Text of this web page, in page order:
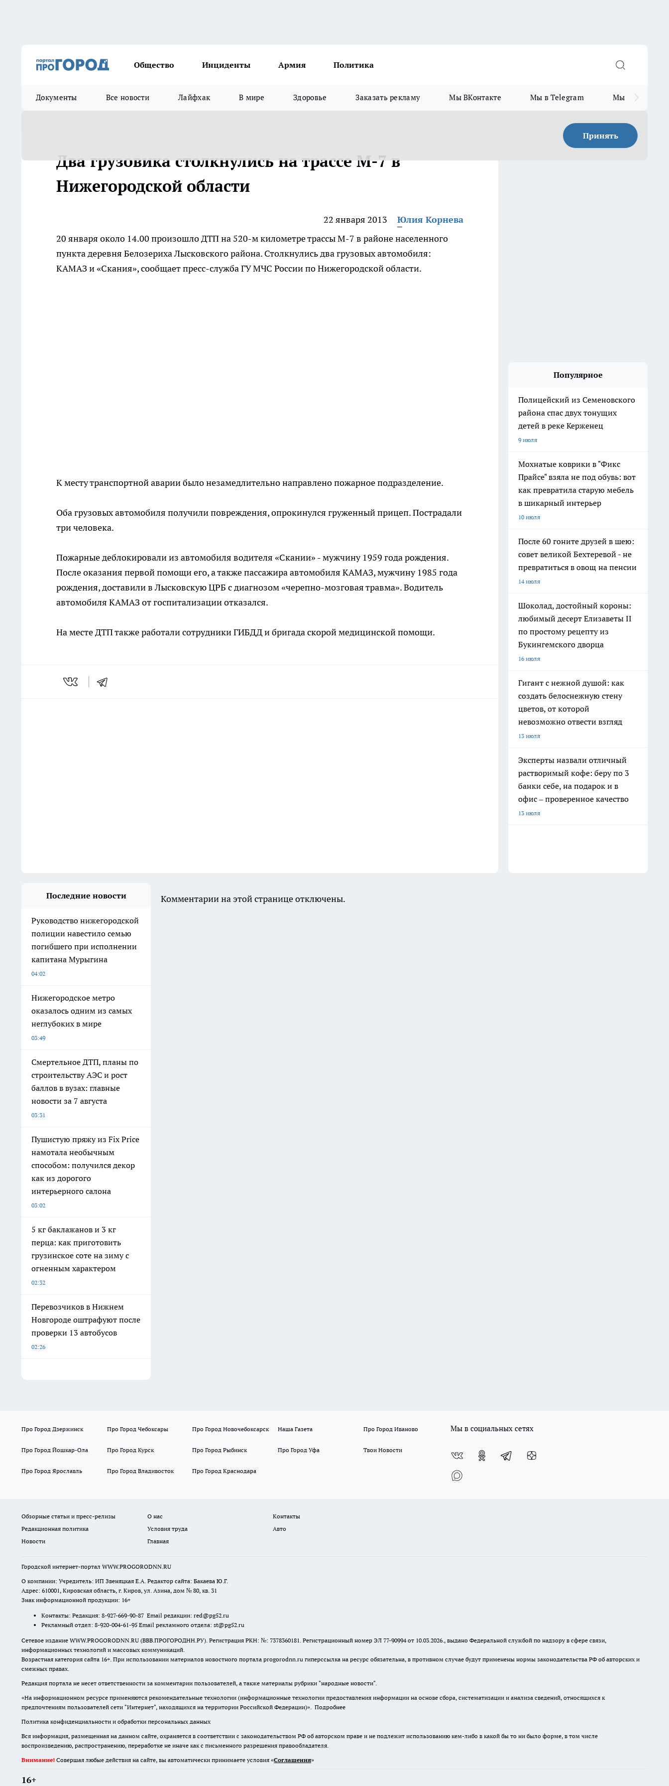
Общество Инциденты Армия Политика
Документы Все новости Лайфхак В мире Здоровье Заказать рекламу Мы ВКонтакте Мы в Telegram Мы в MAX
Принять
Два грузовика столкнулись на трассе М-7 в
Нижегородской области
22 января 2013
Юлия Корнева
20 января около 14.00 произошло ДТП на 520-м километре трассы М-7 в районе населенного
пункта деревня Белозериха Лысковского района. Столкнулись два грузовых автомобиля:
КАМАЗ и «Скания», сообщает пресс-служба ГУ МЧС России по Нижегородской области.
К месту транспортной аварии было незамедлительно направлено пожарное подразделение.
Оба грузовых автомобиля получили повреждения, опрокинулся груженный прицеп. Пострадали
три человека.
Пожарные деблокировали из автомобиля водителя «Скании» - мужчину 1959 года рождения.
После оказания первой помощи его, а также пассажира автомобиля КАМАЗ, мужчину 1985 года
рождения, доставили в Лысковскую ЦРБ с диагнозом «черепно-мозговая травма». Водитель
автомобиля КАМАЗ от госпитализации отказался.
На месте ДТП также работали сотрудники ГИБДД и бригада скорой медицинской помощи.
Популярное
Полицейский из Семеновского
района спас двух тонущих
детей в реке Керженец
9 июля
Мохнатые коврики в "Фикс
Прайсе" взяла не под обувь: вот
как превратила старую мебель
в шикарный интерьер
10 июля
После 60 гоните друзей в шею:
совет великой Бехтеревой - не
превратиться в овощ на пенсии
14 июля
Шоколад, достойный короны:
любимый десерт Елизаветы II
по простому рецепту из
Букингемского дворца
16 июля
Гигант с нежной душой: как
создать белоснежную стену
цветов, от которой
невозможно отвести взгляд
13 июля
Эксперты назвали отличный
растворимый кофе: беру по 3
банки себе, на подарок и в
офис – проверенное качество
13 июля
Последние новости
Руководство нижегородской
полиции навестило семью
погибшего при исполнении
капитана Мурыгина
04:02
Нижегородское метро
оказалось одним из самых
неглубоких в мире
03:49
Смертельное ДТП, планы по
строительству АЭС и рост
баллов в вузах: главные
новости за 7 августа
03:31
Пушистую пряжу из Fix Price
намотала необычным
способом: получился декор
как из дорогого
интерьерного салона
03:02
5 кг баклажанов и 3 кг
перца: как приготовить
грузинское соте на зиму с
огненным характером
02:32
Перевозчиков в Нижнем
Новгороде оштрафуют после
проверки 13 автобусов
02:26
Комментарии на этой странице отключены.
Про Город Дзержинск Про Город Чебоксары Про Город Новочебоксарск Наша Газета Про Город Иваново
Про Город Йошкар-Ола Про Город Курск Про Город Рыбинск Про Город Уфа Твои Новости
Про Город Ярославль Про Город Владивосток Про Город Краснодара
Мы в социальных сетях
Обзорные статьи и пресс-релизы О нас
Контакты
Редакционная политика
Условия труда
Авто
Новости
Главная
Городской интернет-портал WWW.PROGORODNN.RU
О компании: Учредитель: ИП Звеняцкая Е.А. Редактор сайта: Бакаева Ю.Г.
Адрес: 610001, Кировская область, г. Киров, ул. Азина, дом № 80, кв. 31
Знак информационной продукции: 16+
Контакты: Редакция: 8-927-669-90-87 Email редакции: red@pg52.ru
Рекламный отдел: 8-920-004-61-95 Email рекламного отдела: st@pg52.ru
Сетевое издание WWW.PROGORODNN.RU (ВВВ.ПРОГОРОДНН.РУ). Регистрация РКН: №: 7378360181. Регистрационный номер ЭЛ 77-90994 от 10.03.2026., выдано Федеральной службой по надзору в сфере связи,
информационных технологий и массовых коммуникаций.
Возрастная категория сайта 16+. При использовании материалов новостного портала progorodnn.ru гиперссылка на ресурс обязательна, в противном случае будут применены нормы законодательства РФ об авторских и
смежных правах.
Редакция портала не несет ответственности за комментарии пользователей, а также материалы рубрики "народные новости".
«На информационном ресурсе применяются рекомендательные технологии (информационные технологии предоставления информации на основе сбора, систематизации и анализа сведений, относящихся к
предпочтениям пользователей сети "Интернет", находящихся на территории Российской Федерации)». Подробнее
Политика конфиденциальности и обработки персональных данных
Вся информация, размещенная на данном сайте, охраняется в соответствии с законодательством РФ об авторском праве и не подлежит использованию кем-либо в какой бы то ни было форме, в том числе
воспроизведению, распространению, переработке не иначе как с письменного разрешения правообладателя.
Внимание! Совершая любые действия на сайте, вы автоматически принимаете условия «Cоглашения»
16+